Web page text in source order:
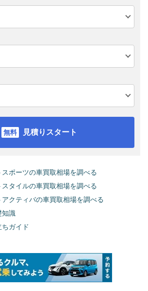
見積りスタート
ポーツの車買取相場を調べる
タイルの車買取相場を調べる
クティバの車買取相場を調べる
知識
ガイド